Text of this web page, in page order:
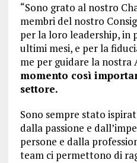
“Sono grato al nostro
membri del nostro
per la loro leadership, in
ultimi mesi, e per la
me per guidare la nostra
momento così
settore.
Sono sempre stato
dalla passione e
persone e dalla
team ci permettono di